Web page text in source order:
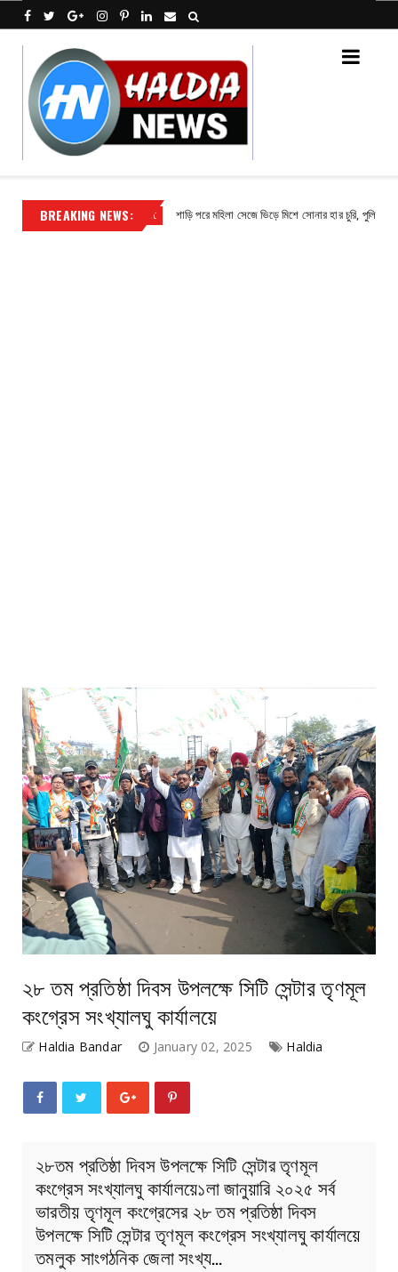
BREAKING NEWS:
পাঁজা Contact শাড়ি পরে মহিলা সেজে ভিড়ে মিশে সোনার হার চুরি, পুলিশের জালে
২৮ তম প্রতিষ্ঠা দিবস উপলক্ষে সিটি সেন্টার তৃণমূল
কংগ্রেস সংখ্যালঘু কার্যালয়ে
Haldia Bandar January 02, 2025 Haldia
২৮তম প্রতিষ্ঠা দিবস উপলক্ষে সিটি সেন্টার তৃণমূল
কংগ্রেস সংখ্যালঘু কার্যালয়ে১লা জানুয়ারি ২০২৫ সর্ব
ভারতীয় তৃণমূল কংগ্রেসের ২৮ তম প্রতিষ্ঠা দিবস
উপলক্ষে সিটি সেন্টার তৃণমূল কংগ্রেস সংখ্যালঘু কার্যালয়ে
তমলুক সাংগঠনিক জেলা সংখ্য…